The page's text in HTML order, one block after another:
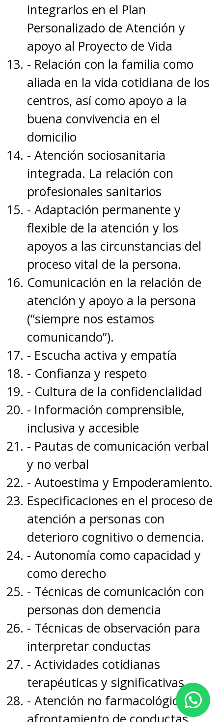
integrarlos en el Plan
Personalizado de Atención y
apoyo al Proyecto de Vida
- Relación con la familia como
aliada en la vida cotidiana de los
centros, así como apoyo a la
buena convivencia en el
domicilio
- Atención sociosanitaria
integrada. La relación con
profesionales sanitarios
- Adaptación permanente y
flexible de la atención y los
apoyos a las circunstancias del
proceso vital de la persona.
Comunicación en la relación de
atención y apoyo a la persona
(“siempre nos estamos
comunicando”).
- Escucha activa y empatía
- Confianza y respeto
- Cultura de la confidencialidad
- Información comprensible,
inclusiva y accesible
- Pautas de comunicación verbal
y no verbal
- Autoestima y Empoderamiento.
Especificaciones en el proceso de
atención a personas con
deterioro cognitivo o demencia.
- Autonomía como capacidad y
como derecho
- Técnicas de comunicación con
personas don demencia
- Técnicas de observación para
interpretar conductas
- Actividades cotidianas
terapéuticas y significativas
- Atención no farmacológica y
afrontamiento de conductas